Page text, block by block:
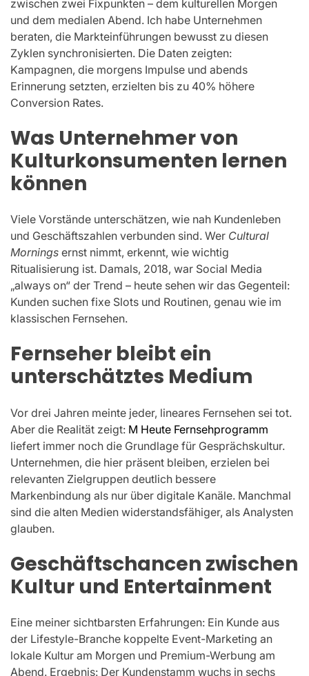
zwischen zwei Fixpunkten – dem kulturellen Morgen
und dem medialen Abend. Ich habe Unternehmen
beraten, die Markteinführungen bewusst zu diesen
Zyklen synchronisierten. Die Daten zeigten:
Kampagnen, die morgens Impulse und abends
Erinnerung setzten, erzielten bis zu 40% höhere
Conversion Rates.
Was Unternehmer von
Kulturkonsumenten lernen
können
Viele Vorstände unterschätzen, wie nah Kundenleben
und Geschäftszahlen verbunden sind. Wer Cultural
Mornings ernst nimmt, erkennt, wie wichtig
Ritualisierung ist. Damals, 2018, war Social Media
„always on“ der Trend – heute sehen wir das Gegenteil:
Kunden suchen fixe Slots und Routinen, genau wie im
klassischen Fernsehen.
Fernseher bleibt ein
unterschätztes Medium
Vor drei Jahren meinte jeder, lineares Fernsehen sei tot.
Aber die Realität zeigt: M Heute Fernsehprogramm
liefert immer noch die Grundlage für Gesprächskultur.
Unternehmen, die hier präsent bleiben, erzielen bei
relevanten Zielgruppen deutlich bessere
Markenbindung als nur über digitale Kanäle. Manchmal
sind die alten Medien widerstandsfähiger, als Analysten
glauben.
Geschäftschancen zwischen
Kultur und Entertainment
Eine meiner sichtbarsten Erfahrungen: Ein Kunde aus
der Lifestyle-Branche koppelte Event-Marketing an
lokale Kultur am Morgen und Premium-Werbung am
Abend. Ergebnis: Der Kundenstamm wuchs in sechs